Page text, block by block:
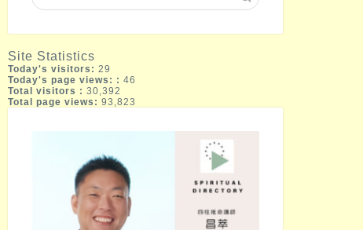
Site Statistics
Today's visitors: 29
Today's page views: : 46
Total visitors : 30,392
Total page views: 93,823